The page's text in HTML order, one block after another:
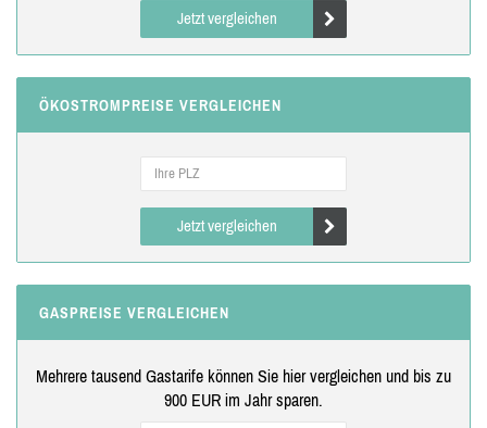
Jetzt vergleichen
ÖKOSTROMPREISE VERGLEICHEN
Jetzt vergleichen
GASPREISE VERGLEICHEN
Mehrere tausend Gastarife können Sie hier vergleichen und bis zu
900 EUR im Jahr sparen.